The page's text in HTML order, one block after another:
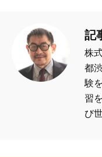
記
株
都
験
習
び